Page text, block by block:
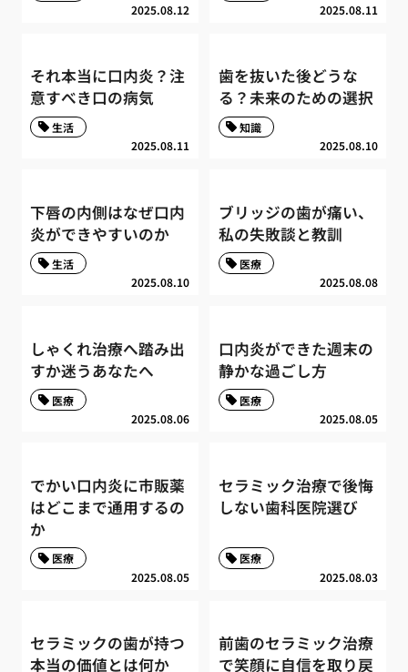
2025.08.12 2025.08.11
それ本当に口内炎？注
意すべき口の病気
2025.08.11
生活
歯を抜いた後どうな
る？未来のための選択
2025.08.10
知識
下唇の内側はなぜ口内
炎ができやすいのか
2025.08.10
生活
ブリッジの歯が痛い、
私の失敗談と教訓
2025.08.08
医療
しゃくれ治療へ踏み出
すか迷うあなたへ
2025.08.06
医療
口内炎ができた週末の
静かな過ごし方
2025.08.05
医療
でかい口内炎に市販薬
はどこまで通用するの
か
2025.08.05
医療
セラミック治療で後悔
しない歯科医院選び
2025.08.03
医療
セラミックの歯が持つ
本当の価値とは何か
前歯のセラミック治療
で笑顔に自信を取り戻